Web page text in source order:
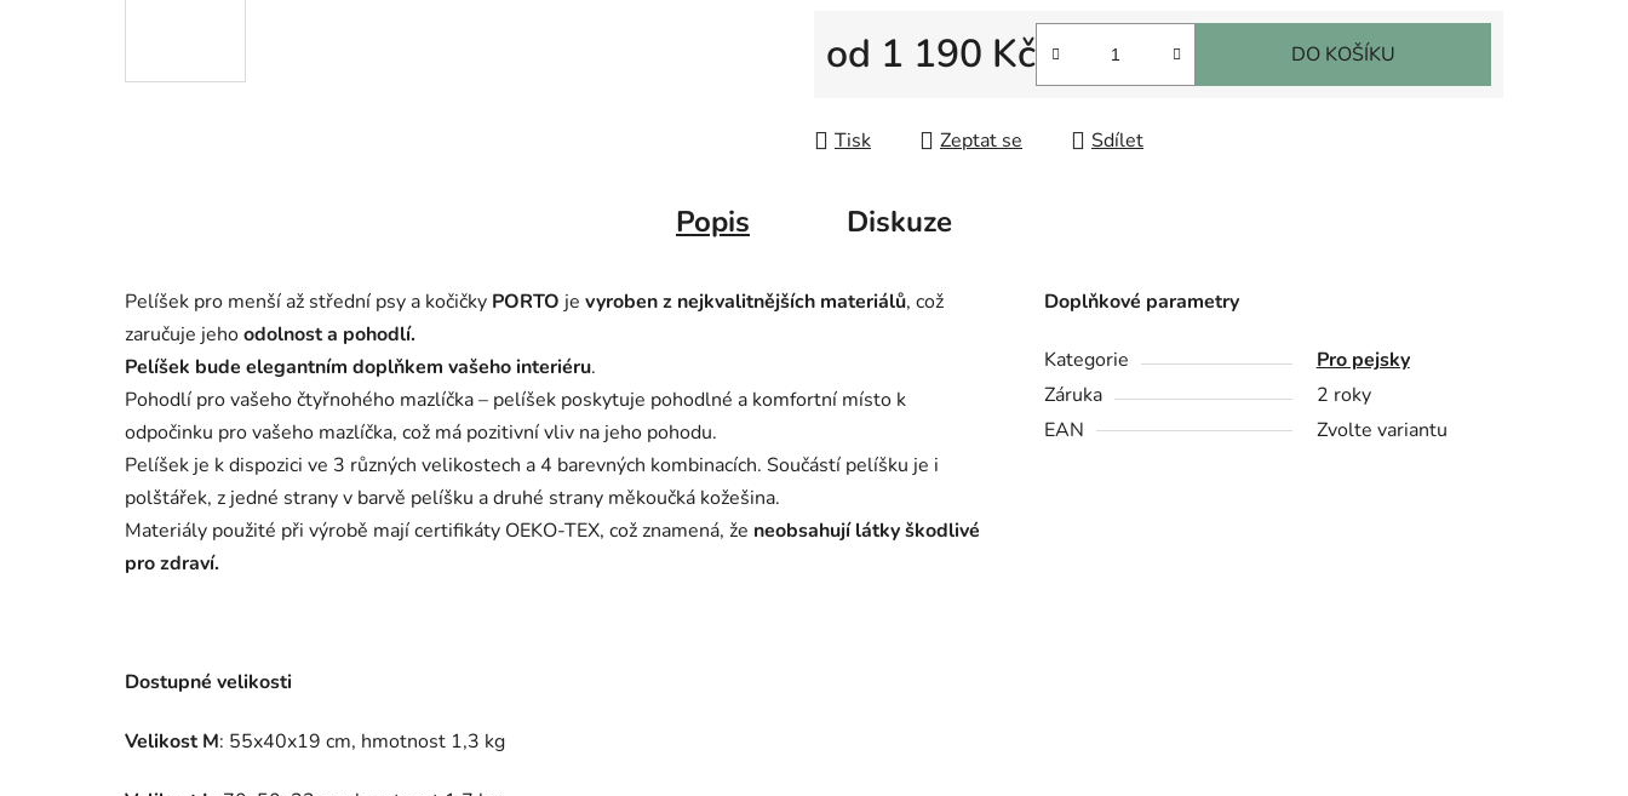
od 1 190 Kč DO KOŠÍKU
Tisk Zeptat se Sdílet
Popis Diskuze
Pelíšek pro menší až střední psy a kočičky PORTO je vyroben z nejkvalitnějších materiálů, což
zaručuje jehoodolnost a pohodlí.
Pelíšek bude elegantním doplňkem vašeho interiéru.
Pohodlí pro vašeho čtyřnohého mazlíčka – pelíšek poskytuje pohodlné a komfortní místo k
odpočinku pro vašeho mazlíčka, což má pozitivní vliv na jeho pohodu.
Pelíšek je k dispozici ve 3 různých velikostech a 4 barevných kombinacích. Součástí pelíšku je i
polštářek, z jedné strany v barvě pelíšku a druhé strany měkoučká kožešina.
Materiály použité při výrobě mají certifikáty OEKO-TEX, což znamená, že neobsahují látky škodlivé
pro zdraví.
Dostupné velikosti
Velikost M: 55x40x19 cm, hmotnost 1,3 kg
Doplňkové parametry
Kategorie
Pro pejsky
Záruka
2 roky
EAN
Zvolte variantu